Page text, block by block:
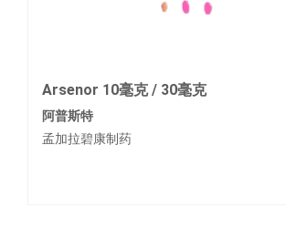
Arsenor 10毫克 / 30毫克
阿普斯特
孟加拉碧康制药